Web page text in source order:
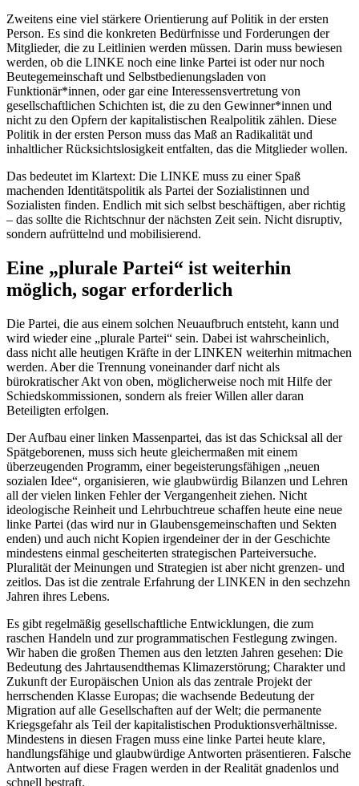
Zweitens eine viel stärkere Orientierung auf Politik in der ersten
Person. Es sind die konkreten Bedürfnisse und Forderungen der
Mitglieder, die zu Leitlinien werden müssen. Darin muss bewiesen
werden, ob die LINKE noch eine linke Partei ist oder nur noch
Beutegemeinschaft und Selbstbedienungsladen von
Funktionär*innen, oder gar eine Interessensvertretung von
gesellschaftlichen Schichten ist, die zu den Gewinner*innen und
nicht zu den Opfern der kapitalistischen Realpolitik zählen. Diese
Politik in der ersten Person muss das Maß an Radikalität und
inhaltlicher Rücksichtslosigkeit entfalten, das die Mitglieder wollen.
Das bedeutet im Klartext: Die LINKE muss zu einer Spaß
machenden Identitätspolitik als Partei der Sozialistinnen und
Sozialisten finden. Endlich mit sich selbst beschäftigen, aber richtig
– das sollte die Richtschnur der nächsten Zeit sein. Nicht disruptiv,
sondern aufrüttelnd und mobilisierend.
Eine „plurale Partei“ ist weiterhin
möglich, sogar erforderlich
Die Partei, die aus einem solchen Neuaufbruch entsteht, kann und
wird wieder eine „plurale Partei“ sein. Dabei ist wahrscheinlich,
dass nicht alle heutigen Kräfte in der LINKEN weiterhin mitmachen
werden. Aber die Trennung voneinander darf nicht als
bürokratischer Akt von oben, möglicherweise noch mit Hilfe der
Schiedskommissionen, sondern als freier Willen aller daran
Beteiligten erfolgen.
Der Aufbau einer linken Massenpartei, das ist das Schicksal all der
Spätgeborenen, muss sich heute gleichermaßen mit einem
überzeugenden Programm, einer begeisterungsfähigen „neuen
sozialen Idee“, organisieren, wie glaubwürdig Bilanzen und Lehren
all der vielen linken Fehler der Vergangenheit ziehen. Nicht
ideologische Reinheit und Lehrbuchtreue schaffen heute eine neue
linke Partei (das wird nur in Glaubensgemeinschaften und Sekten
enden) und auch nicht Kopien irgendeiner der in der Geschichte
mindestens einmal gescheiterten strategischen Parteiversuche.
Pluralität der Meinungen und Strategien ist aber nicht grenzen- und
zeitlos. Das ist die zentrale Erfahrung der LINKEN in den sechzehn
Jahren ihres Lebens.
Es gibt regelmäßig gesellschaftliche Entwicklungen, die zum
raschen Handeln und zur programmatischen Festlegung zwingen.
Wir haben die großen Themen aus den letzten Jahren gesehen: Die
Bedeutung des Jahrtausendthemas Klimazerstörung; Charakter und
Zukunft der Europäischen Union als das zentrale Projekt der
herrschenden Klasse Europas; die wachsende Bedeutung der
Migration auf alle Gesellschaften auf der Welt; die permanente
Kriegsgefahr als Teil der kapitalistischen Produktionsverhältnisse.
Mindestens in diesen Fragen muss eine linke Partei heute klare,
handlungsfähige und glaubwürdige Antworten präsentieren. Falsche
Antworten auf diese Fragen werden in der Realität gnadenlos und
schnell bestraft.